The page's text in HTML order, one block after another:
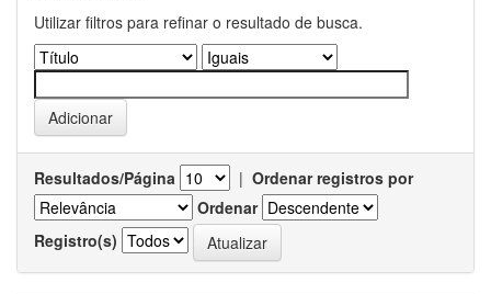
Utilizar filtros para refinar o resultado de busca.
Resultados/Página | Ordenar registros por
Ordenar
Registro(s)